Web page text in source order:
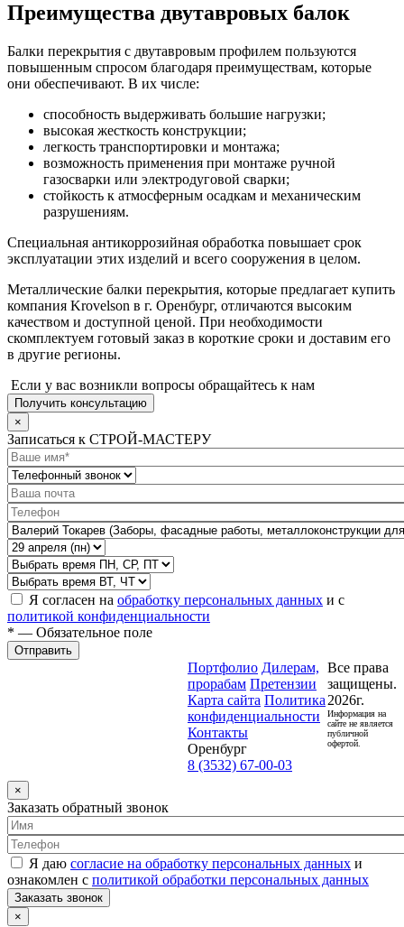
Преимущества двутавровых балок
Балки перекрытия с двутавровым профилем пользуются
повышенным спросом благодаря преимуществам, которые
они обеспечивают. В их числе:
способность выдерживать большие нагрузки;
высокая жесткость конструкции;
легкость транспортировки и монтажа;
возможность применения при монтаже ручной
газосварки или электродуговой сварки;
стойкость к атмосферным осадкам и механическим
разрушениям.
Специальная антикоррозийная обработка повышает срок
эксплуатации этих изделий и всего сооружения в целом.
Металлические балки перекрытия, которые предлагает купить
компания Krovelson в г. Оренбург, отличаются высоким
качеством и доступной ценой. При необходимости
скомплектуем готовый заказ в короткие сроки и доставим его
в другие регионы.
Если у вас возникли вопросы обращайтесь к нам
Получить консультацию
×
Записаться к СТРОЙ-МАСТЕРУ
Я согласен на обработку персональных данных и с
политикой конфиденциальности
* — Обязательное поле
Отправить
Портфолио Дилерам,
прорабам Претензии
Карта сайта Политика
конфиденциальности
Контакты
Оренбург
8 (3532) 67-00-03
Все права
защищены.
2026г.
Информация на
сайте не является
публичной
офертой.
×
Заказать обратный звонок
Я даю согласие на обработку персональных данных и
ознакомлен с политикой обработки персональных данных
Заказать звонок
×